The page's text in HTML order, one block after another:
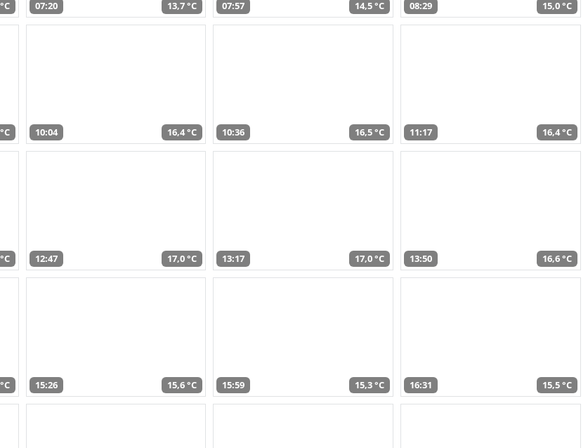
07:20 13,7 °C 07:57 14,5 °C 08:29 15,0 °C
10:04 16,4 °C 10:36 16,5 °C 11:17 16,4 °C
12:47 17,0 °C 13:17 17,0 °C 13:50 16,6 °C
15:26 15,6 °C 15:59 15,3 °C 16:31 15,5 °C